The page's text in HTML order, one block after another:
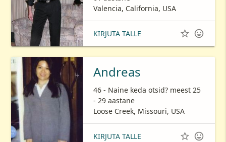
Valencia, California, USA
KIRJUTA TALLE  
Andreas
46 - Naine keda otsid? meest 25
- 29 aastane
Loose Creek, Missouri, USA
KIRJUTA TALLE  